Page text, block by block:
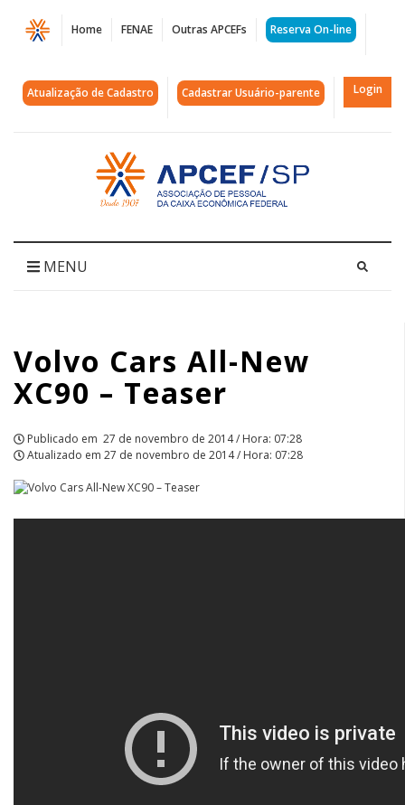
Página
Volvo
Cars
Teaser
Home FENAE Outras APCEFs Reserva On-line
Atualização de Cadastro Cadastrar Usuário-parente Login
Acessar
página
inicial
MENU
Volvo Cars All-New
XC90 – Teaser
Publicado em 27 de novembro de 2014 / Hora: 07:28
Atualizado em 27 de novembro de 2014 / Hora: 07:28